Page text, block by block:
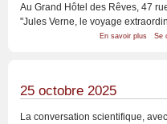
Au Grand Hôtel des Rêves, 47
"Jules Verne, le voyage
En savoir plus sur
Verne
Se
25 octobre 2025
La conversation scientifique,